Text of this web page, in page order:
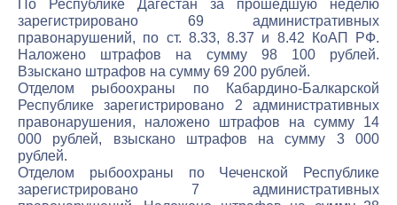
По Республике Дагестан за прошедшую неделю
зарегистрировано 69 административных
правонарушений, по ст. 8.33, 8.37 и 8.42 КоАП РФ.
Наложено штрафов на сумму 98 100 рублей.
Взыскано штрафов на сумму 69 200 рублей.
Отделом рыбоохраны по Кабардино-Балкарской
Республике зарегистрировано 2 административных
правонарушения, наложено штрафов на сумму 14
000 рублей, взыскано штрафов на сумму 3 000
рублей.
Отделом рыбоохраны по Чеченской Республике
зарегистрировано 7 административных